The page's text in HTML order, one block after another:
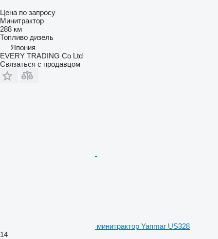
Цена по запросу
Минитрактор
288 км
Топливо дизель
Япония
EVERY TRADING Co Ltd
Связаться с продавцом
минитрактор Yanmar US328
14